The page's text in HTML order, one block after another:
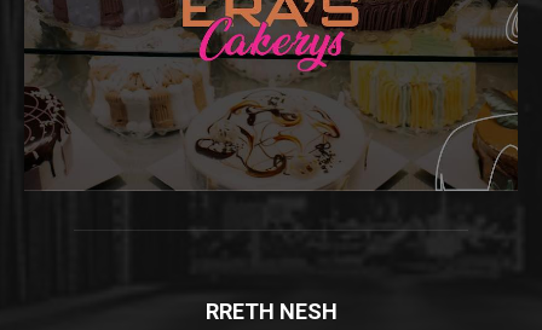
RRETH NESH